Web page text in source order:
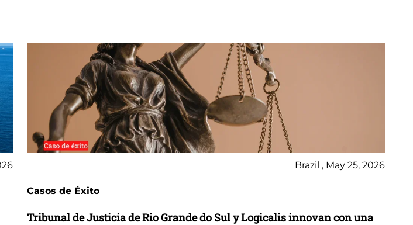
Brazil , May 25, 2026
Casos de Éxito
Tribunal de Justicia de Rio Grande do Sul y Logicalis innovan con una